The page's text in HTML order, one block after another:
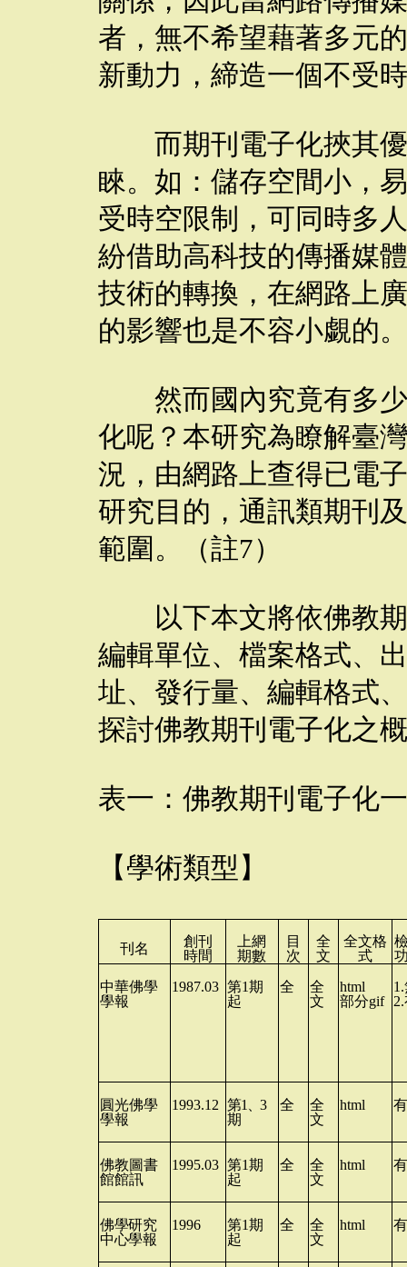
者，無不希望藉著多元
新動力，締造一個不受
而期刊電子化挾其優
睞。如：儲存空間小，
受時空限制，可同時多
紛借助高科技的傳播媒
技術的轉換，在網路上
的影響也是不容小覷的。
然而國內究竟有多少
化呢？本研究為瞭解臺
況，由網路上查得已電
研究目的，通訊類期刊
範圍。（註7）
以下本文將依佛教期
編輯單位、檔案格式、
址、發行量、編輯格式
探討佛教期刊電子化之
表一：佛教期刊電子化
【學術類型】
刊名
創刊
時間
上網
期數
目
次
全
文
全文格
式
中華佛學
學報
1987.03 第1期
起
全
全
文
html
部分gif
1.
2.
圓光佛學
學報
1993.12 第1、3
期
全
全
文
html
佛教圖書
館館訊
1995.03 第1期
起
全
全
文
html
佛學研究
中心學報
1996 第1期
起
全
全
文
html